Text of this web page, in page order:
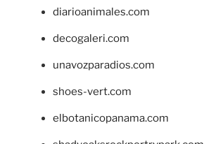
diarioanimales.com
decogaleri.com
unavozparadios.com
shoes-vert.com
elbotanicopanama.com